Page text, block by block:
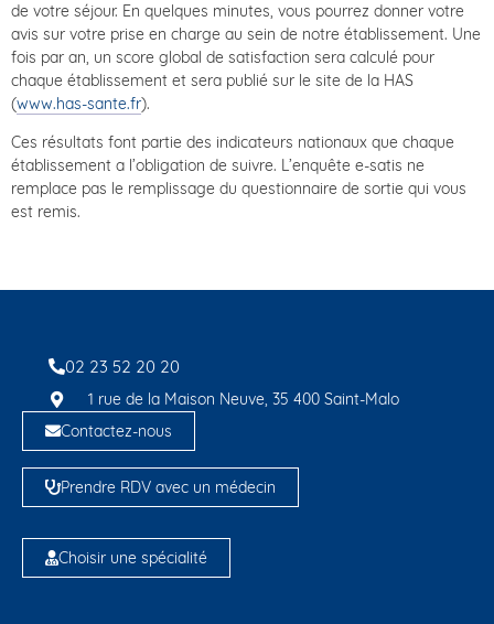
de votre séjour. En quelques minutes, vous pourrez donner votre
avis sur votre prise en charge au sein de notre établissement. Une
fois par an, un score global de satisfaction sera calculé pour
chaque établissement et sera publié sur le site de la HAS
(www.has-sante.fr).
Ces résultats font partie des indicateurs nationaux que chaque
établissement a l’obligation de suivre. L’enquête e-satis ne
remplace pas le remplissage du questionnaire de sortie qui vous
est remis.
02 23 52 20 20
1 rue de la Maison Neuve, 35 400 Saint-Malo
Contactez-nous
Prendre RDV avec un médecin
Choisir une spécialité